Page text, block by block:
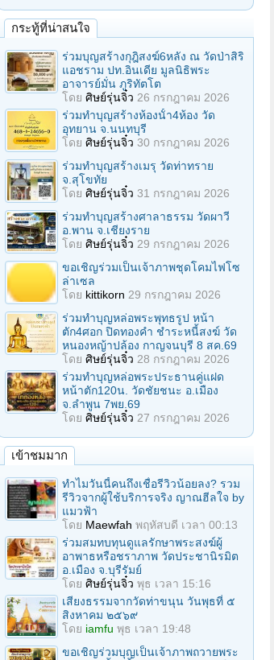
กระทู้ที่น่าสนใจ
ร่วมบุญสร้างกุฎิสงฆ์6หลัง ณ วัดป่าสิริ
แอชราม ปท.อินเดีย มูลนิธิพระ
อาจารย์มั่น ภูริทัตโต
โดย ศิษย์รุ่นจิ๋ว 26 กรกฎาคม 2026
ร่วมทําบุญสร้างห้องนั้า4ห้อง วัด
อุทยาน จ.นนทบุรี
โดย ศิษย์รุ่นจิ๋ว 30 กรกฎาคม 2026
ร่วมทําบุญสร้างเมรุ วัดท่าทราย
จ.สุโขทัย
โดย ศิษย์รุ่นจิ๋ว 31 กรกฎาคม 2026
ร่วมทําบุญสร้างศาลาธรรม วัดผาวี
อ.พาน จ.เชียงราย
โดย ศิษย์รุ่นจิ๋ว 29 กรกฎาคม 2026
ขอเชิญร่วมเป็นเจ้าภาพชุดโคมไฟโซ
ล่าเซล
โดย kittikorn 29 กรกฎาคม 2026
ร่วมทําบุญหล่อพระพุทธรูป หน้า
ตัก4ศอก ปิดทองคํา ชําระหนี้สงฆ์ วัด
หนองหญ้าปล้อง กาญจนบุรี 8 สค.69
โดย ศิษย์รุ่นจิ๋ว 28 กรกฎาคม 2026
ร่วมทําบุญหล่อพระประธานคู่แฝด
หน้าตัก120น. วัดชัยชนะ อ.เมือง
จ.ลำพูน 7พย.69
โดย ศิษย์รุ่นจิ๋ว 27 กรกฎาคม 2026
เข้าชมมาก
ทำไมวันนี้คนถึงเชื่อรีวิวน้อยลง? รวม
รีวิวจากผู้ใช้บริการจริง ญาณฮีลใจ by
แมวฟ้า
โดย Maewfah พฤหัสบดี เวลา 00:13
ร่วมสมทบทุนดูแลรักษาพระสงฆ์ผู้
อาพาธหรือชราภาพ วัดประชานิรมิต
อ.เมือง จ.บุรีรัมย์
โดย ศิษย์รุ่นจิ๋ว พุธ เวลา 15:16
เสียงธรรมจากวัดท่าขนุน วันพุธที่ ๕
สิงหาคม ๒๕๖๙
โดย iamfu พุธ เวลา 19:48
ขอเชิญร่วมบุญเป็นเจ้าภาพถวายพระ